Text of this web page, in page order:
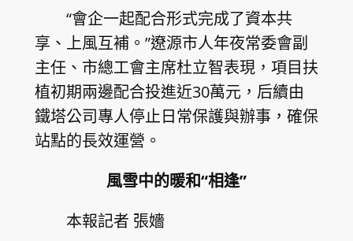
“會企一起配合形式完成了資本共
享、上風互補。”遼源市人年夜常委會副
主任、市總工會主席杜立智表現，項目扶
植初期兩邊配合投進近30萬元，后續由
鐵塔公司專人停止日常保護與辦事，確保
站點的長效運營。
風雪中的暖和“相逢”
本報記者 張嬙